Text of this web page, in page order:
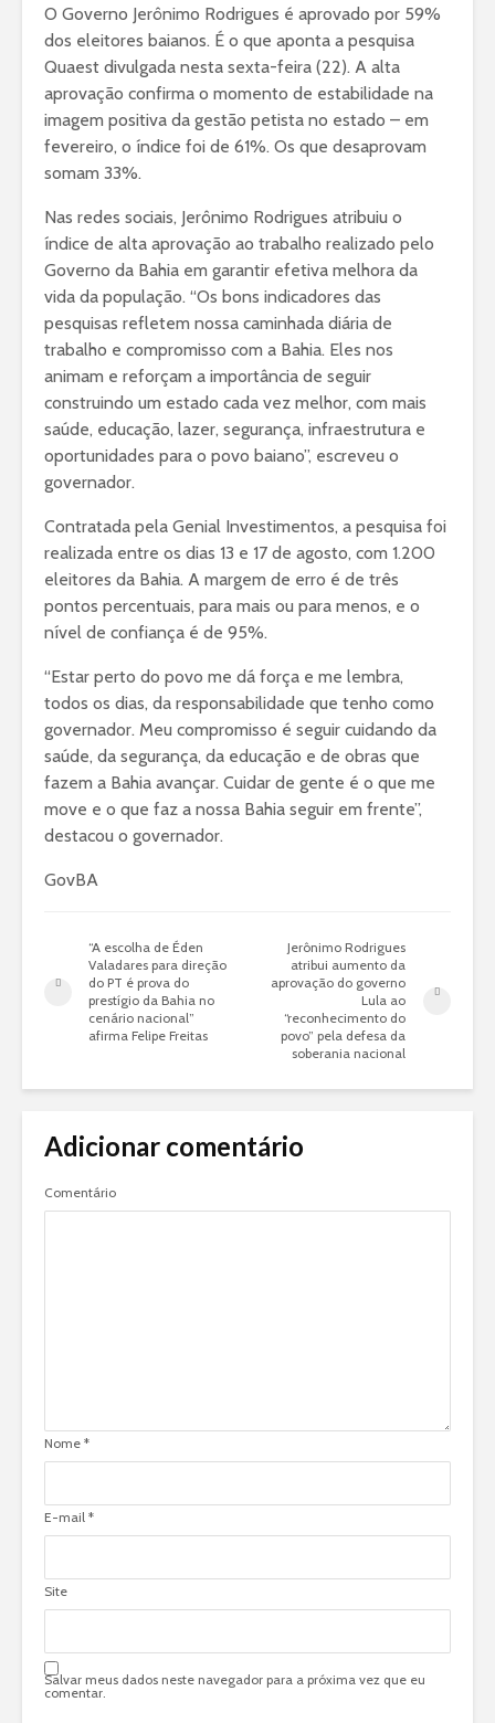
O Governo Jerônimo Rodrigues é aprovado por 59%
dos eleitores baianos. É o que aponta a pesquisa
Quaest divulgada nesta sexta-feira (22). A alta
aprovação confirma o momento de estabilidade na
imagem positiva da gestão petista no estado – em
fevereiro, o índice foi de 61%. Os que desaprovam
somam 33%.
Nas redes sociais, Jerônimo Rodrigues atribuiu o
índice de alta aprovação ao trabalho realizado pelo
Governo da Bahia em garantir efetiva melhora da
vida da população. “Os bons indicadores das
pesquisas refletem nossa caminhada diária de
trabalho e compromisso com a Bahia. Eles nos
animam e reforçam a importância de seguir
construindo um estado cada vez melhor, com mais
saúde, educação, lazer, segurança, infraestrutura e
oportunidades para o povo baiano”, escreveu o
governador.
Contratada pela Genial Investimentos, a pesquisa foi
realizada entre os dias 13 e 17 de agosto, com 1.200
eleitores da Bahia. A margem de erro é de três
pontos percentuais, para mais ou para menos, e o
nível de confiança é de 95%.
“Estar perto do povo me dá força e me lembra,
todos os dias, da responsabilidade que tenho como
governador. Meu compromisso é seguir cuidando da
saúde, da segurança, da educação e de obras que
fazem a Bahia avançar. Cuidar de gente é o que me
move e o que faz a nossa Bahia seguir em frente”,
destacou o governador.
GovBA
“A escolha de Éden
Valadares para direção
do PT é prova do
prestígio da Bahia no
cenário nacional”
afirma Felipe Freitas
Jerônimo Rodrigues
atribui aumento da
aprovação do governo
Lula ao
“reconhecimento do
povo” pela defesa da
soberania nacional
Adicionar comentário
Comentário
Nome *
E-mail *
Site
Salvar meus dados neste navegador para a próxima vez que eu
comentar.